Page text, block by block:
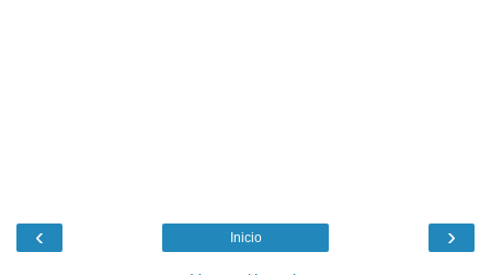
‹ ›
Inicio